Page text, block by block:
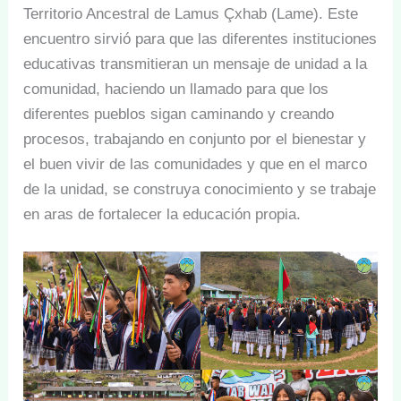
Territorio Ancestral de Lamus Çxhab (Lame). Este
encuentro sirvió para que las diferentes instituciones
educativas transmitieran un mensaje de unidad a la
comunidad, haciendo un llamado para que los
diferentes pueblos sigan caminando y creando
procesos, trabajando en conjunto por el bienestar y
el buen vivir de las comunidades y que en el marco
de la unidad, se construya conocimiento y se trabaje
en aras de fortalecer la educación propia.